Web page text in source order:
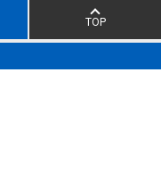
TOP